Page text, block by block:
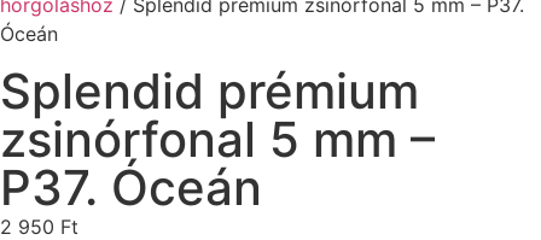
horgoláshoz / Splendid prémium zsinórfonal 5 mm – P37.
Óceán
Splendid prémium
zsinórfonal 5 mm –
P37. Óceán
2 950 Ft